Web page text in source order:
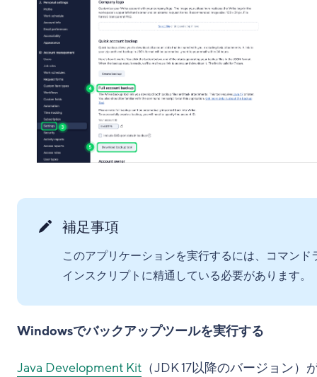
補足事項
このアプリケーションを実行するには、コマンド
インスクリプトに精通している必要があります。
Windowsでバックアップツールを実行する
Java Development Kit （JDK 17以降のバージョン）